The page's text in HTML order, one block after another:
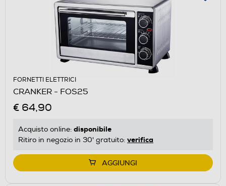
FORNETTI ELETTRICI
CRANKER - FOS25
€ 64,90
Acquisto online: disponibile
Ritiro in negozio in 30' gratuito: verifica
AGGIUNGI